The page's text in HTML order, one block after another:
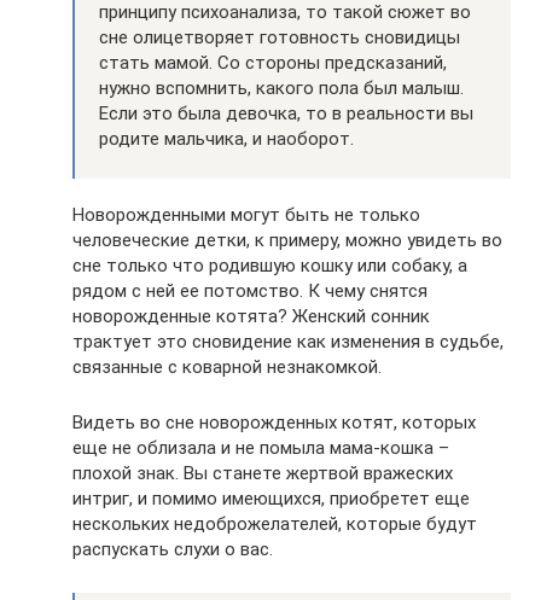
принципу психоанализа, то такой сюжет во
сне олицетворяет готовность сновидицы
стать мамой. Со стороны предсказаний,
нужно вспомнить, какого пола был малыш.
Если это была девочка, то в реальности вы
родите мальчика, и наоборот.
Новорожденными могут быть не только
человеческие детки, к примеру, можно увидеть во
сне только что родившую кошку или собаку, а
рядом с ней ее потомство. К чему снятся
новорожденные котята? Женский сонник
трактует это сновидение как изменения в судьбе,
связанные с коварной незнакомкой.
Видеть во сне новорожденных котят, которых
еще не облизала и не помыла мама-кошка –
плохой знак. Вы станете жертвой вражеских
интриг, и помимо имеющихся, приобретет еще
нескольких недоброжелателей, которые будут
распускать слухи о вас.